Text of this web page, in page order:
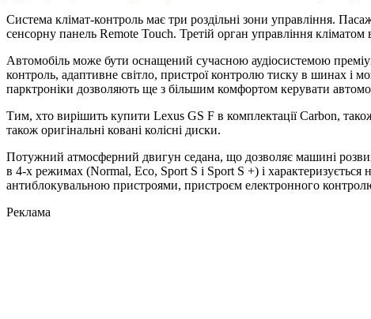
Система клімат-контроль має три роздільні зони управління.
сенсорну панель Remote Touch. Третій орган управління
Автомобіль може бути оснащений сучасною аудіосистемою
контроль, адаптивне світло, пристрої контролю тиску в шинах і
парктроніки дозволяють ще з більшим комфортом керувати
Тим, хто вирішить купити Lexus GS F в комплектації Carbon,
також оригінальні ковані колісні диски.
Потужний атмосферний двигун седана, що дозволяє машині
в 4-х режимах (Normal, Eco, Sport S і Sport S +) і
антиблокувальною пристроями, пристроєм електронного
Реклама